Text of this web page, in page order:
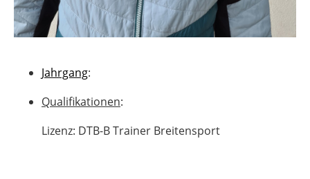
Jahrgang:
Qualifikationen:
Lizenz: DTB-B Trainer Breitensport